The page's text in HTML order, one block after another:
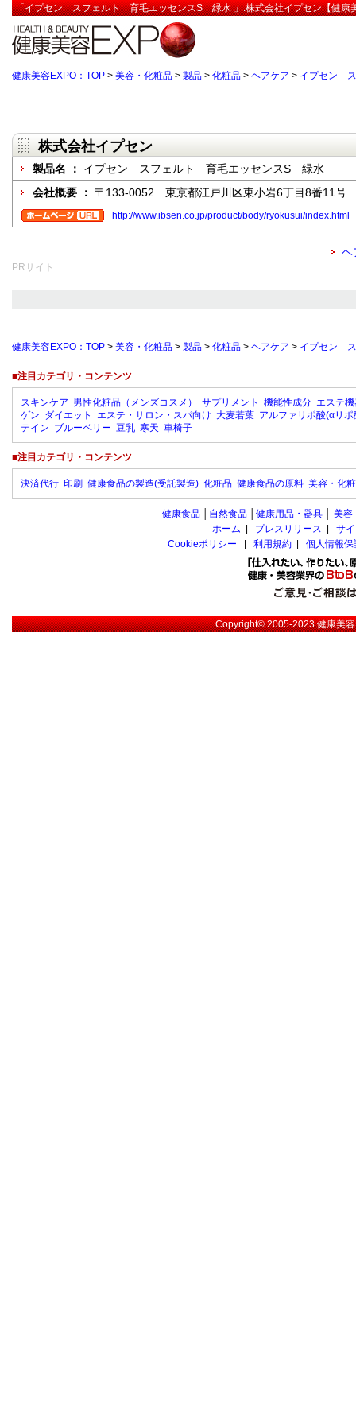
「イプセン スフェルト 育毛エッセンスS 緑水 」:株式会社イプセン【健康
健康美容EXPO：TOP > 美容・化粧品 > 製品 > 化粧品 > ヘアケア > イプセン
株式会社イプセン
製品名 ： イプセン スフェルト 育毛エッセンスS 緑水
会社概要 ： 〒133-0052 東京都江戸川区東小岩6丁目8番11号
http://www.ibsen.co.jp/product/body/ryokusui/index.html
ヘ
PRサイト
健康美容EXPO：TOP > 美容・化粧品 > 製品 > 化粧品 > ヘアケア > イプセン
■注目カテゴリ・コンテンツ
スキンケア 男性化粧品（メンズコスメ） サプリメント 機能性成分 エステ
ゲン ダイエット エステ・サロン・スパ向け 大麦若葉 アルファリポ酸(αリポ
テイン ブルーベリー 豆乳 寒天 車椅子
■注目カテゴリ・コンテンツ
決済代行 印刷 健康食品の製造(受託製造) 化粧品 健康食品の原料 美容・化
健康食品 自然食品 健康用品・器具 美容
ホーム
プレスリリース
サ
Cookieポリシー
利用規約 個人情報
Copyright© 2005-2023健康美